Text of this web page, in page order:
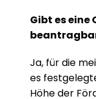
Gibt es eine
Ja, für die
es
Höhe der